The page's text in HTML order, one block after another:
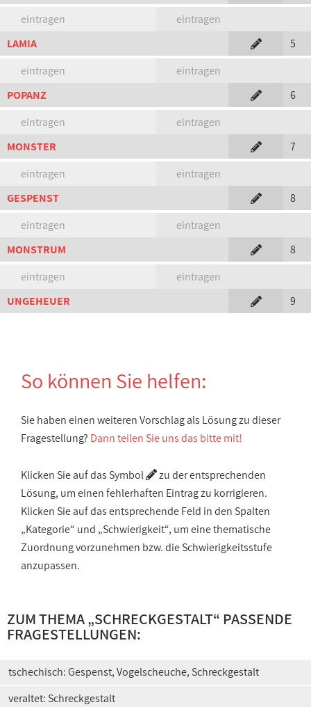
eintragen
eintragen
LAMIA
5
eintragen
eintragen
POPANZ
6
eintragen
eintragen
MONSTER
7
eintragen
eintragen
GESPENST
8
eintragen
eintragen
MONSTRUM
8
eintragen
eintragen
UNGEHEUER
9
So können Sie helfen:
Sie haben einen weiteren Vorschlag als Lösung zu dieser
Fragestellung? Dann teilen Sie uns das bitte mit!
Klicken Sie auf das Symbol
zu der entsprechenden
Lösung, um einen fehlerhaften Eintrag zu korrigieren.
Klicken Sie auf das entsprechende Feld in den Spalten
„Kategorie“ und „Schwierigkeit“, um eine thematische
Zuordnung vorzunehmen bzw. die Schwierigkeitsstufe
anzupassen.
ZUM THEMA „SCHRECKGESTALT“ PASSENDE
FRAGESTELLUNGEN:
tschechisch: Gespenst, Vogelscheuche, Schreckgestalt
veraltet: Schreckgestalt